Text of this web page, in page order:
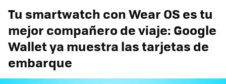
Tu smartwatch con Wear OS es tu
mejor compañero de viaje: Google
Wallet ya muestra las tarjetas de
embarque